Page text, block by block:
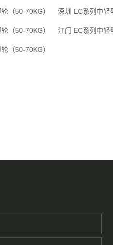
（50-70KG） 深圳 EC系列中轻
（50-70KG） 江门 EC系列中轻
（50-70KG）